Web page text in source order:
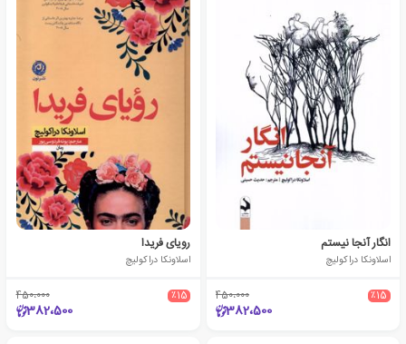
انگار آنجا نیستم
اسلاونکا دراکولیچ
٪15 450،000
382،500
رویای فریدا
اسلاونکا دراکولیچ
٪15 450،000
382،500